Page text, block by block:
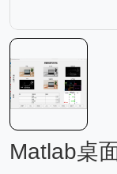
Matlab桌